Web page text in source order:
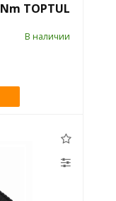
TOPTUL
В наличии